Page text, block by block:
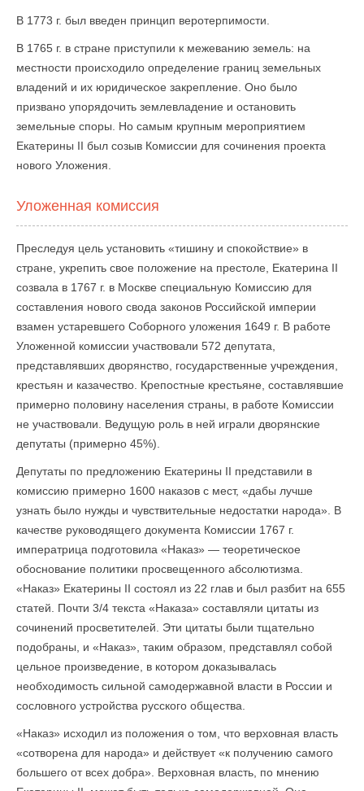
В 1773 г. был введен принцип веротерпимости.
В 1765 г. в стране приступили к межеванию земель: на
местности происходило определение границ земельных
владений и их юридическое закрепление. Оно было
призвано упорядочить землевладение и остановить
земельные споры. Но самым крупным мероприятием
Екатерины II был созыв Комиссии для сочинения проекта
нового Уложения.
Уложенная комиссия
Преследуя цель установить «тишину и спокойствие» в
стране, укрепить свое положение на престоле, Екатерина II
созвала в 1767 г. в Москве специальную Комиссию для
составления нового свода законов Российской империи
взамен устаревшего Соборного уложения 1649 г. В работе
Уложенной комиссии участвовали 572 депутата,
представлявших дворянство, государственные учреждения,
крестьян и казачество. Крепостные крестьяне, составлявшие
примерно половину населения страны, в работе Комиссии
не участвовали. Ведущую роль в ней играли дворянские
депутаты (примерно 45%).
Депутаты по предложению Екатерины II представили в
комиссию примерно 1600 наказов с мест, «дабы лучше
узнать было нужды и чувствительные недостатки народа». В
качестве руководящего документа Комиссии 1767 г.
императрица подготовила «Наказ» — теоретическое
обоснование политики просвещенного абсолютизма.
«Наказ» Екатерины II состоял из 22 глав и был разбит на 655
статей. Почти 3/4 текста «Наказа» составляли цитаты из
сочинений просветителей. Эти цитаты были тщательно
подобраны, и «Наказ», таким образом, представлял собой
цельное произведение, в котором доказывалась
необходимость сильной самодержавной власти в России и
сословного устройства русского общества.
«Наказ» исходил из положения о том, что верховная власть
«сотворена для народа» и действует «к получению самого
большего от всех добра». Верховная власть, по мнению